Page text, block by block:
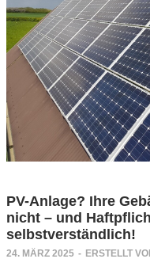
PV-Anlage? Ihre
nicht – und
selbstverständlich!
24. MÄRZ 2025 - ERSTELLT